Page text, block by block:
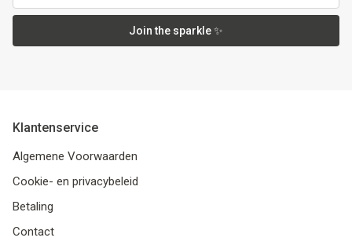
Join the sparkle ✨
Klantenservice
Algemene Voorwaarden
Cookie- en privacybeleid
Betaling
Contact